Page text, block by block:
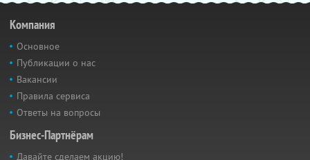
Компания
Основное
Публикации о нас
Вакансии
Правила сервиса
Ответы на вопросы
Бизнес-Партнёрам
Давайте сделаем акцию!